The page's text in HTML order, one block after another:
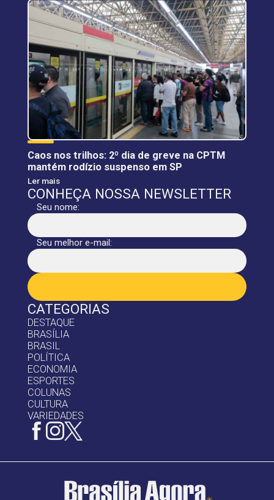
CATEGORIAS
DESTAQUE
BRASÍLIA
BRASIL
POLÍTICA
ECONOMIA
ESPORTES
COLUNAS
CULTURA
VARIEDADES
Caos nos trilhos: 2º dia de greve na CPTM
mantém rodízio suspenso em SP
Ler mais
CONHEÇA NOSSA NEWSLETTER
Seu nome:
Seu melhor e-mail: